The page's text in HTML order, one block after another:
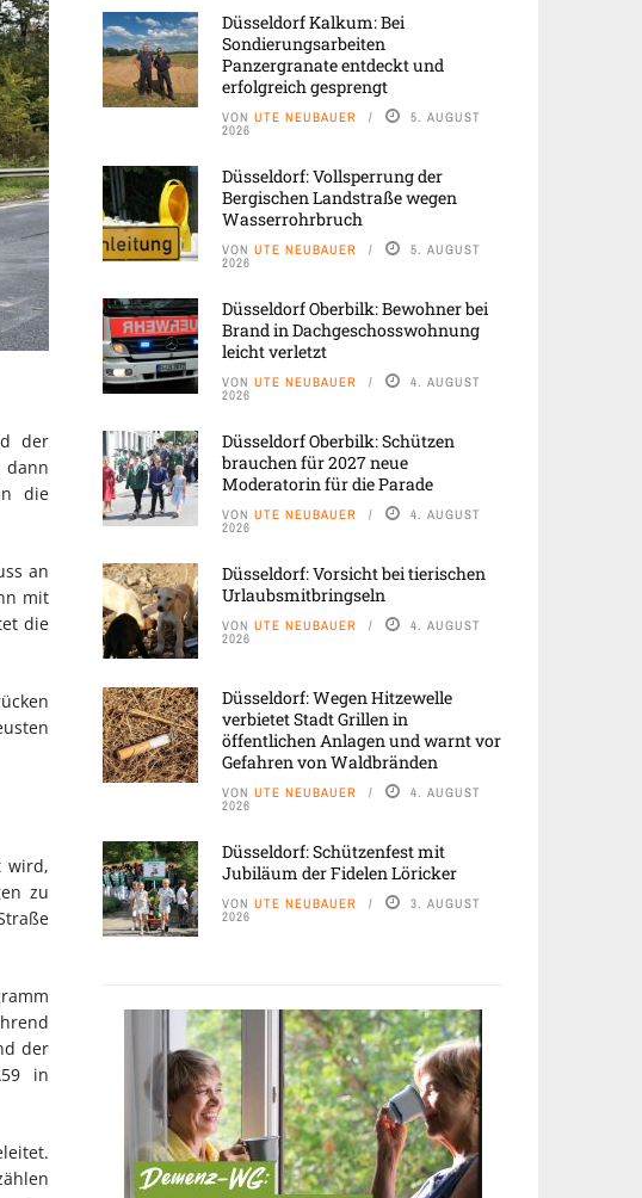
der
dann
die
an
mit
die
wird,
zu
der
in
Düsseldorf Kalkum: Bei
Sondierungsarbeiten
Panzergranate entdeckt und
erfolgreich gesprengt
VON UTE NEUBAUER 5. AUGUST
2026
Düsseldorf: Vollsperrung der
Bergischen Landstraße wegen
Wasserrohrbruch
VON UTE NEUBAUER 5. AUGUST
2026
Düsseldorf Oberbilk: Bewohner bei
Brand in Dachgeschosswohnung
leicht verletzt
VON UTE NEUBAUER 4. AUGUST
2026
Düsseldorf Oberbilk: Schützen
brauchen für 2027 neue
Moderatorin für die Parade
VON UTE NEUBAUER 4. AUGUST
2026
Düsseldorf: Vorsicht bei tierischen
Urlaubsmitbringseln
VON UTE NEUBAUER 4. AUGUST
2026
Düsseldorf: Wegen Hitzewelle
verbietet Stadt Grillen in
öffentlichen Anlagen und warnt vor
Gefahren von Waldbränden
VON UTE NEUBAUER 4. AUGUST
2026
Düsseldorf: Schützenfest mit
Jubiläum der Fidelen Löricker
VON UTE NEUBAUER 3. AUGUST
2026